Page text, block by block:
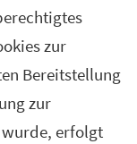
zur
Bereitstellung
zur
wurde, erfolgt